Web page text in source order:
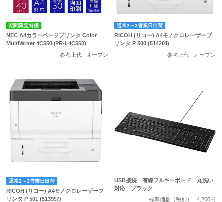
期間限定特価
NEC A4カラーページプリンタ Color
MultiWriter 4C550 (PR-L4C550)
参考上代
オープン
通常2～3営業日出荷
RICOH (リコー) A4モノクロレーザープ
リンタ P 500 (514201)
参考上代
オープン
通常2～3営業日出荷
RICOH (リコー) A4モノクロレーザープ
リンタ P 501 (513997)
USB接続 有線フルキーボード 丸洗い
対応 ブラック
標準価格（税別）
4,200円